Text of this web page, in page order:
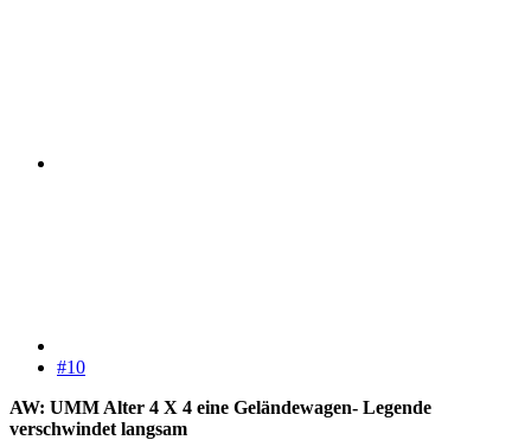
#10
AW: UMM Alter 4 X 4 eine Geländewagen- Legende
verschwindet langsam